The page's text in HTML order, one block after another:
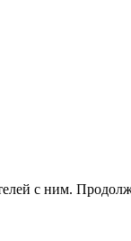
с ним.